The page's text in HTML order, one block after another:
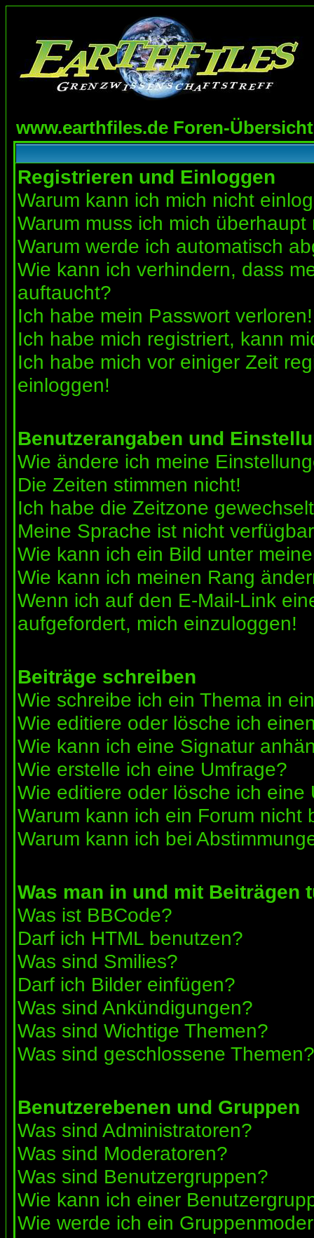
www.earthfiles.de Foren-Übersicht
Registrieren und Einloggen
Warum kann ich mich nicht
Warum muss ich mich überhaupt
Warum werde ich automatisch
Wie kann ich verhindern, dass
auftaucht?
Ich habe mein Passwort verloren!
Ich habe mich registriert, kann
Ich habe mich vor einiger Zeit
einloggen!
Benutzerangaben und
Wie ändere ich meine
Die Zeiten stimmen nicht!
Ich habe die Zeitzone
Meine Sprache ist nicht
Wie kann ich ein Bild unter
Wie kann ich meinen Rang
Wenn ich auf den E-Mail-Link
aufgefordert, mich einzuloggen!
Beiträge schreiben
Wie schreibe ich ein Thema in
Wie editiere oder lösche ich
Wie kann ich eine Signatur
Wie erstelle ich eine Umfrage?
Wie editiere oder lösche ich eine
Warum kann ich ein Forum nicht
Warum kann ich bei
Was man in und mit Beiträgen
Was ist BBCode?
Darf ich HTML benutzen?
Was sind Smilies?
Darf ich Bilder einfügen?
Was sind Ankündigungen?
Was sind Wichtige Themen?
Was sind geschlossene Themen?
Benutzerebenen und Gruppen
Was sind Administratoren?
Was sind Moderatoren?
Was sind Benutzergruppen?
Wie kann ich einer
Wie werde ich ein